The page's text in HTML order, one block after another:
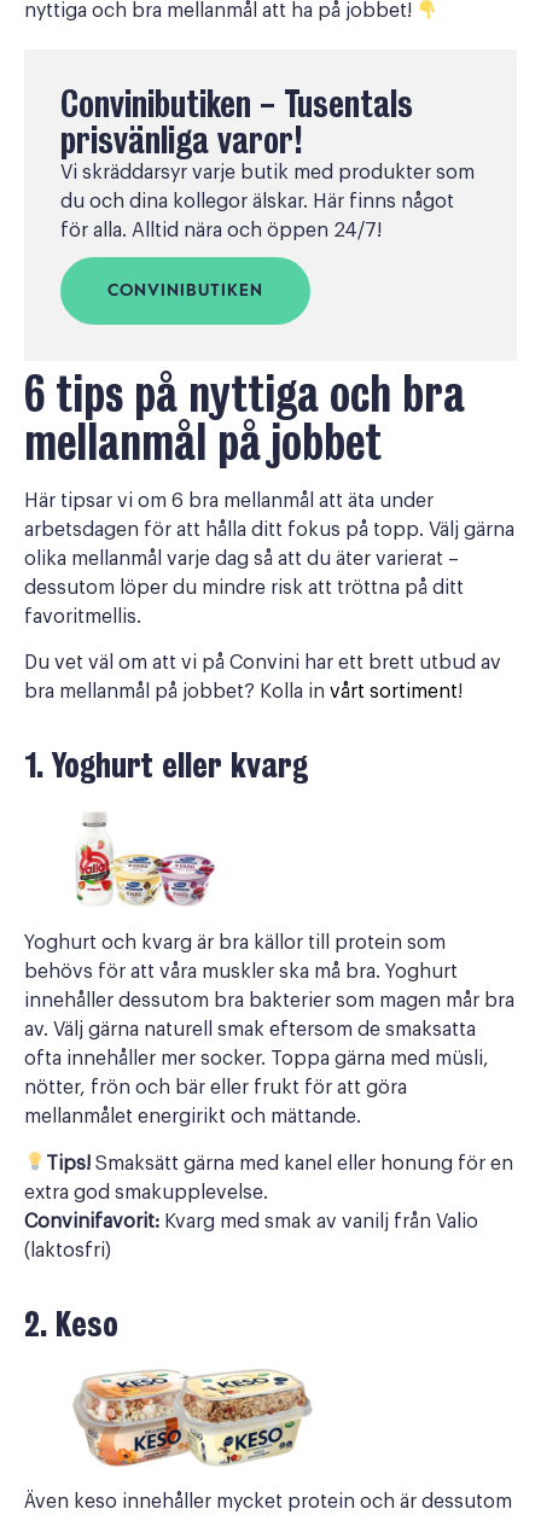
nyttiga och bra mellanmål att ha på jobbet!
Convinibutiken - Tusentals
prisvänliga varor!
Vi skräddarsyr varje butik med produkter som
du och dina kollegor älskar. Här finns något
för alla. Alltid nära och öppen 24/7!
CONVINIBUTIKEN
6 tips på nyttiga och bra
mellanmål på jobbet
Här tipsar vi om 6 bra mellanmål att äta under
arbetsdagen för att hålla ditt fokus på topp. Välj gärna
olika mellanmål varje dag så att du äter varierat –
dessutom löper du mindre risk att tröttna på ditt
favoritmellis.
Du vet väl om att vi på Convini har ett brett utbud av
bra mellanmål på jobbet? Kolla in vårt sortiment!
1. Yoghurt eller kvarg
Yoghurt och kvarg är bra källor till protein som
behövs för att våra muskler ska må bra. Yoghurt
innehåller dessutom bra bakterier som magen mår bra
av. Välj gärna naturell smak eftersom de smaksatta
ofta innehåller mer socker. Toppa gärna med müsli,
nötter, frön och bär eller frukt för att göra
mellanmålet energirikt och mättande.
Tips!Smaksätt gärna med kanel eller honung för en
extra god smakupplevelse.
Convinifavorit: Kvarg med smak av vanilj från Valio
(laktosfri)
2. Keso
Även keso innehåller mycket protein och är dessutom